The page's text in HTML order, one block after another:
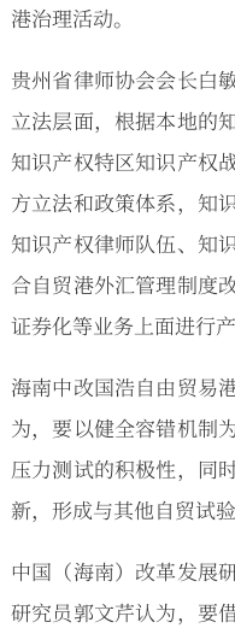
港治理活动。
贵州省律师协会会长白
立法层面，根据本地的
知识产权特区知识产权
方立法和政策体系，知
知识产权律师队伍、知
合自贸港外汇管理制度
证券化等业务上面进行
海南中改国浩自由贸易
为，要以健全容错机制
压力测试的积极性，同
新，形成与其他自贸试
中国（海南）改革发展
研究员郭文芹认为，要